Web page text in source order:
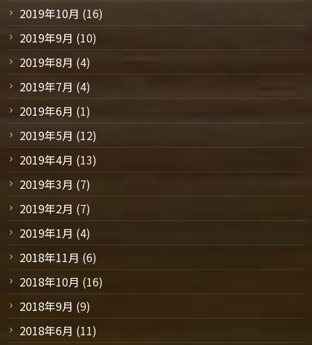
2019年10月 (16)
2019年9月 (10)
2019年8月 (4)
2019年7月 (4)
2019年6月 (1)
2019年5月 (12)
2019年4月 (13)
2019年3月 (7)
2019年2月 (7)
2019年1月 (4)
2018年11月 (6)
2018年10月 (16)
2018年9月 (9)
2018年6月 (11)